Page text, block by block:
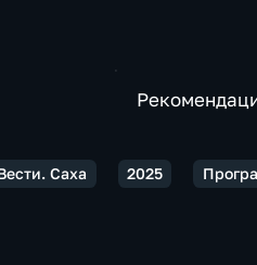
Саха 2025